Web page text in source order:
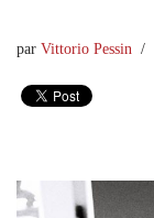
par Vittorio Pessin